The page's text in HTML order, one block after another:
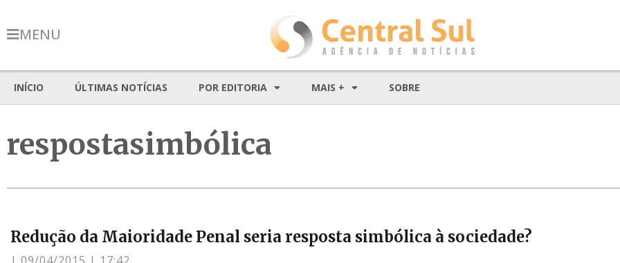
MENU
INÍCIO ÚLTIMAS NOTÍCIAS POR EDITORIA MAIS + SOBRE
respostasimbólica
Redução da Maioridade Penal seria resposta simbólica à sociedade?